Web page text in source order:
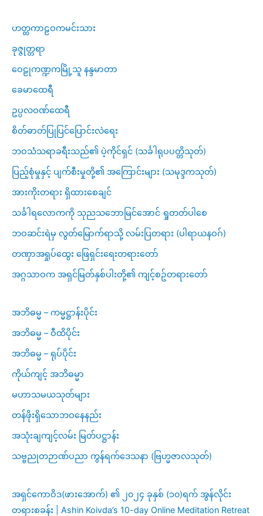
ဟတ္ထကာဠဝကမင်းသား
ခုဇ္ဇုတ္တရာ
ဝေဠုကဏ္ဍကမြို့သူ နန္ဒမာတာ
ခေမာထေရီ
ဥပ္ပလဝဏ်ထေရီ
စိတ်ဓာတ်ပြုပြင်ပြောင်းလဲရေး
ဘဝသံသရာခရီးသည်၏ ပဲ့ကိုင်ရှင် (သင်္ခါရုပပတ္တိသုတ်)
ပြည့်စုံမှုနှင့် ပျက်စီးမှုတို့၏ အကြောင်းများ (သမုဒ္ဒကသုတ်)
အားကိုးတရား ရှိထားစေချင်
သင်္ခါရလောကကို သုညသဘောမြင်အောင် ရှုတတ်ပါစေ
ဘဝဆင်းရဲမှ လွတ်မြောက်ရာသို့ လမ်းပြတရား (ပါရာယနဝဂ်)
တဏှာအရှုပ်ထွေး ဖြေရှင်းရေးတရားတော်
အဂ္ဂသာဝက အရှင်မြတ်နှစ်ပါးတို့၏ ကျင့်စဥ်တရားတော်
အဘိဓမ္မ – ကမ္မဋ္ဌာန်းပိုင်း
အဘိဓမ္မ – ဝီထိပိုင်း
အဘိဓမ္မ – ရုပ်ပိုင်း
ကိုယ်ကျင့် အဘိဓမ္မာ
မဟာသမယသုတ်များ
တန်ဖိုးရှိသောဘဝနေနည်း
အသုံးချကျင့်လမ်း မြတ်ပဋ္ဌာန်း
သဗ္ဗညုတဉာဏ်ပညာ ကွန်ရက်ဒေသနာ (ဗြဟ္မဇာလသုတ်)
အရှင်ကောဝိဒ(ဖားအောက်) ၏ ၂၀၂၄ ခုနှစ် (၁၀)ရက် အွန်လိုင်း
တရားစခန်း | Ashin Koivda’s 10-day Online Meditation Retreat